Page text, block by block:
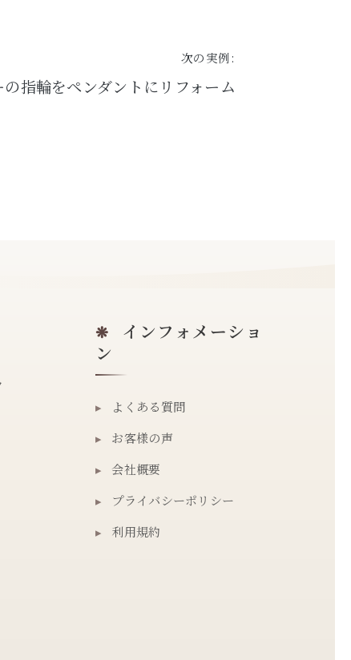
次の実例:
の指輪をペンダントにリフォーム
❋
インフォメーショ
ン
▸
よくある質問
▸
お客様の声
▸
会社概要
▸
プライバシーポリシー
▸
利用規約